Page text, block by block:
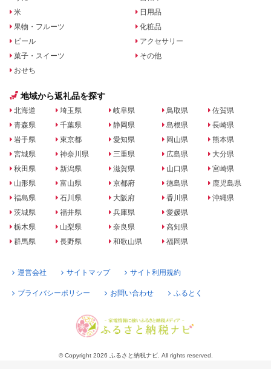
米
果物・フルーツ
ビール
菓子・スイーツ
おせち
日用品
化粧品
アクセサリー
その他
地域から返礼品を探す
北海道
青森県
岩手県
宮城県
秋田県
山形県
福島県
茨城県
栃木県
群馬県
埼玉県
千葉県
東京都
神奈川県
新潟県
富山県
石川県
福井県
山梨県
長野県
岐阜県
静岡県
愛知県
三重県
滋賀県
京都府
大阪府
兵庫県
奈良県
和歌山県
鳥取県
島根県
岡山県
広島県
山口県
徳島県
香川県
愛媛県
高知県
福岡県
佐賀県
長崎県
熊本県
大分県
宮崎県
鹿児島県
沖縄県
運営会社 サイトマップ サイト利用規約
プライバシーポリシー お問い合わせ ふるとく
© Copyright 2026 ふるさと納税ナビ. All rights reserved.